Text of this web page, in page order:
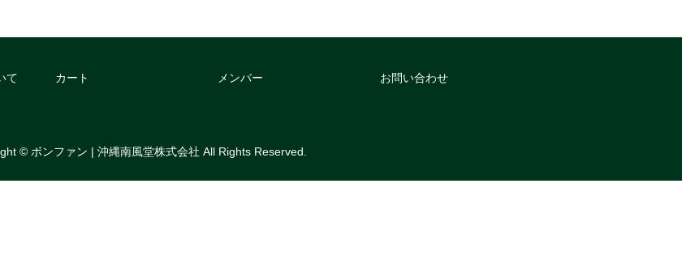
て カート メンバー お問い合わせ
© ボンファン | 沖縄南風堂株式会社 All Rights Reserved.